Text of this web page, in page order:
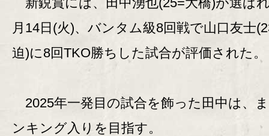
月14日(火)、バンタム級8回戦で山口友士
迫)に8回TKO勝ちした試合が評価された。
2025年一発目の試合を飾った田中は、
ンキング入りを目指す。